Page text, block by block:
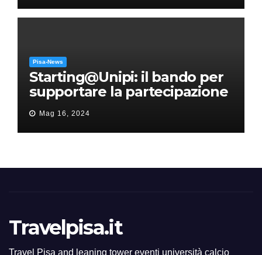
Pisa-News
Starting@Unipi: il bando per
supportare la partecipazione
all’ERC Starting Grant
Mag 16, 2024
Travelpisa.it
Travel Pisa and leaning tower eventi università calcio